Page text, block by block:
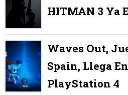
HITMAN 3 Ya
Waves Out,
Spain, Llega
PlayStation 4